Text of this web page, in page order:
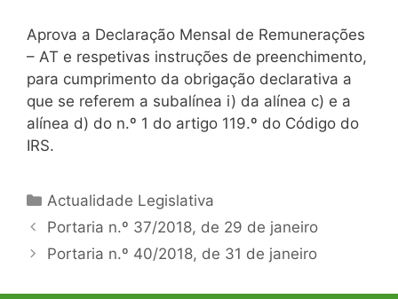
Aprova a Declaração Mensal de Remunerações
– AT e respetivas instruções de preenchimento,
para cumprimento da obrigação declarativa a
que se referem a subalínea i) da alínea c) e a
alínea d) do n.º 1 do artigo 119.º do Código do
IRS.
Categorias
Actualidade Legislativa
Navegação
de
Portaria n.º 37/2018, de 29 de janeiro
Portaria n.º 40/2018, de 31 de janeiro